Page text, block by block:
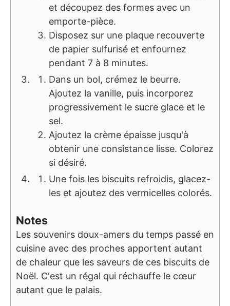
et découpez des formes avec un
emporte-pièce.
Disposez sur une plaque recouverte
de papier sulfurisé et enfournez
pendant 7 à 8 minutes.
Dans un bol, crémez le beurre.
Ajoutez la vanille, puis incorporez
progressivement le sucre glace et le
sel.
Ajoutez la crème épaisse jusqu'à
obtenir une consistance lisse. Colorez
si désiré.
Une fois les biscuits refroidis, glacez-
les et ajoutez des vermicelles colorés.
Notes
Les souvenirs doux-amers du temps passé en
cuisine avec des proches apportent autant
de chaleur que les saveurs de ces biscuits de
Noël. C'est un régal qui réchauffe le cœur
autant que le palais.